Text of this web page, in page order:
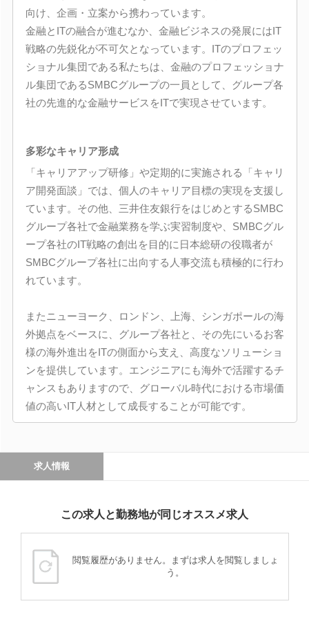
向け、企画・立案から携わっています。
金融とITの融合が進むなか、金融ビジネスの発展にはIT
戦略の先鋭化が不可欠となっています。ITのプロフェッ
ショナル集団である私たちは、金融のプロフェッショナ
ル集団であるSMBCグループの一員として、グループ各
社の先進的な金融サービスをITで実現させています。
多彩なキャリア形成
「キャリアアップ研修」や定期的に実施される「キャリ
ア開発面談」では、個人のキャリア目標の実現を支援し
ています。その他、三井住友銀行をはじめとするSMBC
グループ各社で金融業務を学ぶ実習制度や、SMBCグル
ープ各社のIT戦略の創出を目的に日本総研の役職者が
SMBCグループ各社に出向する人事交流も積極的に行わ
れています。
またニューヨーク、ロンドン、上海、シンガポールの海
外拠点をベースに、グループ各社と、その先にいるお客
様の海外進出をITの側面から支え、高度なソリューショ
ンを提供しています。エンジニアにも海外で活躍するチ
ャンスもありますので、グローバル時代における市場価
値の高いIT人材として成長することが可能です。
求人情報
この求人と勤務地が同じオススメ求人
閲覧履歴がありません。まずは求人を閲覧しましょ
う。